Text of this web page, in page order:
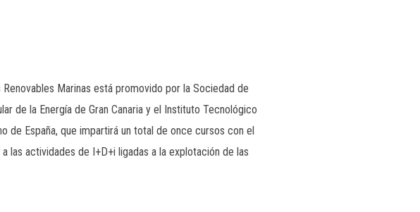
Marinas está promovido por la Sociedad de
de la Energía de Gran Canaria y el Instituto Tecnológico
de España, que impartirá un total de once cursos con el
actividades de I+D+i ligadas a la explotación de las